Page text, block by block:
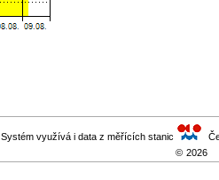
Systém využívá i data z měřících stanic
© 2026